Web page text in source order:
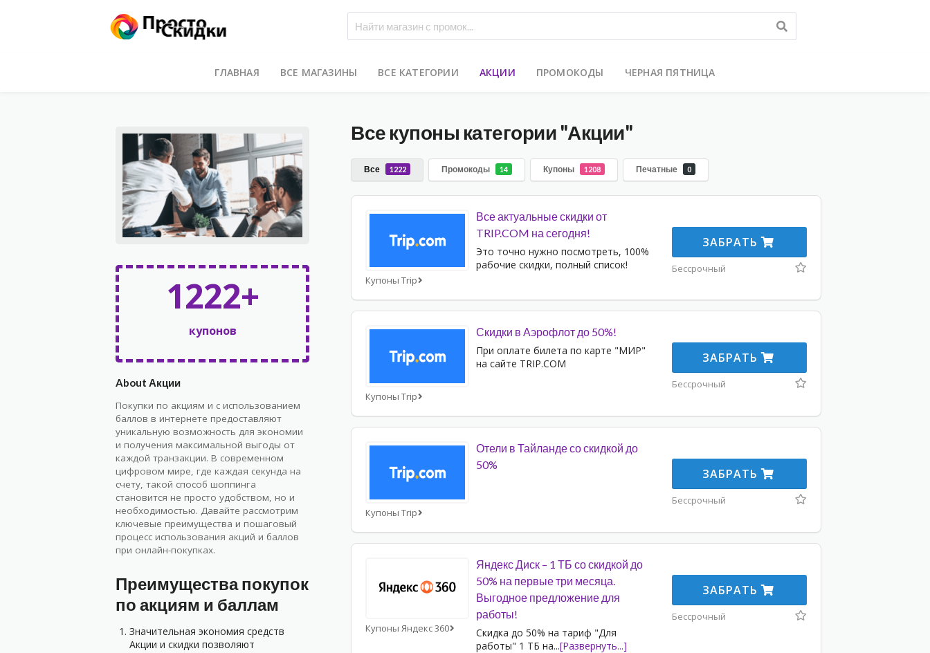
ГЛАВНАЯ ВСЕ МАГАЗИНЫ ВСЕ КАТЕГОРИИ АКЦИИ ПРОМОКОДЫ ЧЕРНАЯ ПЯТНИЦА
Все купоны категории "Акции"
Все 1222 Промокоды 14 Купоны 1208 Печатные 0
Купоны Trip
Все актуальные скидки от
TRIP.COM на сегодня!
Это точно нужно посмотреть, 100%
рабочие скидки, полный список!
ЗАБРАТЬ
Бессрочный
Купоны Trip
Скидки в Аэрофлот до 50%!
При оплате билета по карте "МИР"
на сайте TRIP.COM
ЗАБРАТЬ
Бессрочный
Купоны Trip
Отели в Тайланде со скидкой до
50%
ЗАБРАТЬ
Бессрочный
Купоны Яндекс 360
Яндекс Диск – 1 ТБ со скидкой до
50% на первые три месяца.
Выгодное предложение для
работы!
Скидка до 50% на тариф "Для
работы" 1 ТБ на...[Развернуть...]
ЗАБРАТЬ
Бессрочный
1222+
купонов
About Акции
Покупки по акциям и с использованием
баллов в интернете предоставляют
уникальную возможность для экономии
и получения максимальной выгоды от
каждой транзакции. В современном
цифровом мире, где каждая секунда на
счету, такой способ шоппинга
становится не просто удобством, но и
необходимостью. Давайте рассмотрим
ключевые преимущества и пошаговый
процесс использования акций и баллов
при онлайн-покупках.
Преимущества покупок
по акциям и баллам
Значительная экономия средств
Акции и скидки позволяют